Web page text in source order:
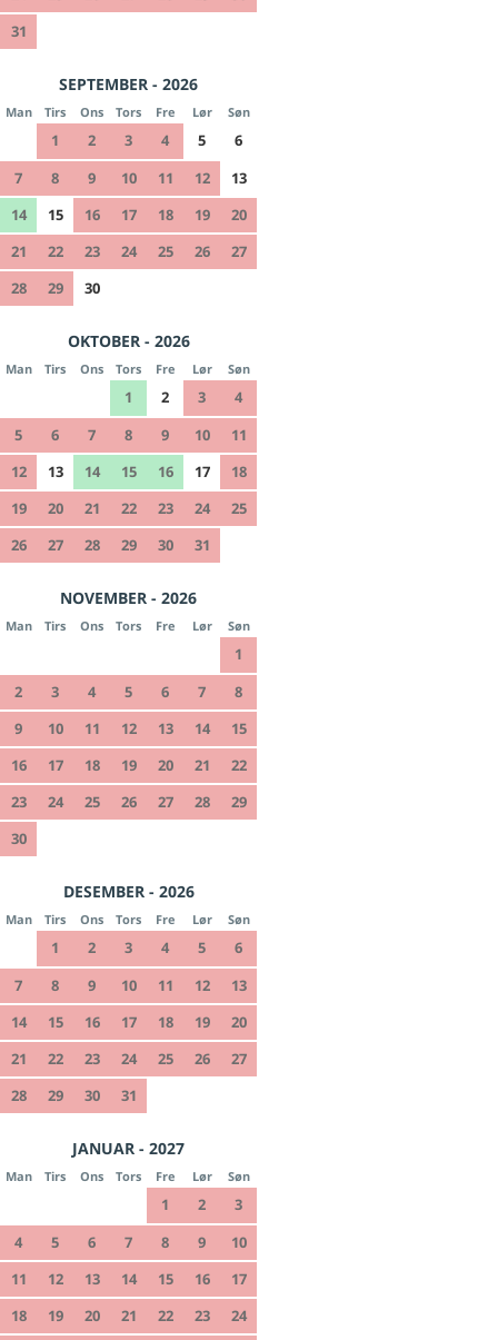
31
SEPTEMBER - 2026
Man Tirs Ons Tors Fre Lør Søn
1 2 3 4 5
6
7
8 9 10 11 12
13
14
15 16 17 18 19
20
21
22 23 24 25 26
27
28
29 30
OKTOBER - 2026
Man Tirs Ons Tors Fre Lør Søn
1 2 3
4
5
6 7 8 9 10
11
12
13 14 15 16 17
18
19
20 21 22 23 24
25
26
27 28 29 30 31
NOVEMBER - 2026
Man Tirs Ons Tors Fre Lør Søn
1
2
3 4 5 6 7
8
9
10 11 12 13 14
15
16
17 18 19 20 21
22
23
24 25 26 27 28
29
30
DESEMBER - 2026
Man Tirs Ons Tors Fre Lør Søn
1 2 3 4 5
6
7
8 9 10 11 12
13
14
15 16 17 18 19
20
21
22 23 24 25 26
27
28
29 30 31
JANUAR - 2027
Man Tirs Ons Tors Fre Lør Søn
1 2
3
4
5 6 7 8 9
10
11
12 13 14 15 16
17
18
19 20 21 22 23
24